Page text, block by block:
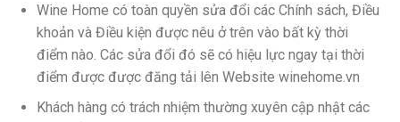
Wine Home có toàn quyền sửa đổi các Chính sách, Điều
khoản và Điều kiện được nêu ở trên vào bất kỳ thời
điểm nào. Các sửa đổi đó sẽ có hiệu lực ngay tại thời
điểm được được đăng tải lên Website winehome.vn
Khách hàng có trách nhiệm thường xuyên cập nhật các